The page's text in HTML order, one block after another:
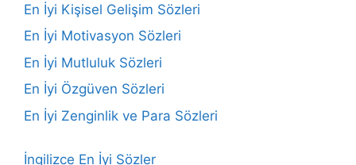
En İyi Kişisel Gelişim Sözleri
En İyi Motivasyon Sözleri
En İyi Mutluluk Sözleri
En İyi Özgüven Sözleri
En İyi Zenginlik ve Para Sözleri
İngilizce En İyi Sözler